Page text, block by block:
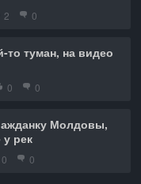
2 0
то туман, на видео
0 0
Молдовы,
рек
0 0